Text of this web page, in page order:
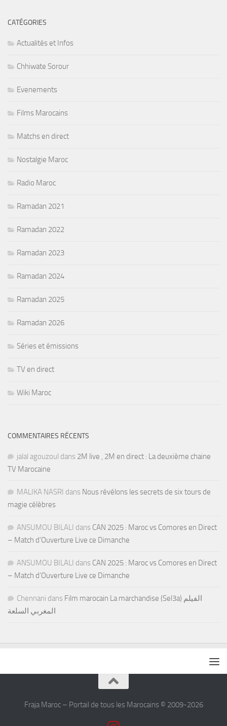
CATÉGORIES
Actualités et Infos
Chhiwate Sorour
Evenements
Films Marocains
Matchs en direct
Nostalgie Maroc
Radio Maroc
Ramadan 2021
Ramadan 2022
Ramadan 2023
Ramadan 2024
Ramadan 2025
Ramadan 2026
Séries et émissions
TV en direct
Wiki Maroc
COMMENTAIRES RÉCENTS
jalal agouzoul dans 2M live , 2M en direct : La deuxième chaine
TV Marocaine
MALIKA NASRI dans Nous révélons les secrets de six tours de
magie célèbres
ANSUMOU BILALI dans CAN 2025 : Maroc vs Comores en Direct
– Match d’Ouverture Live ce Dimanche
ANSUMOU BILALI dans CAN 2025 : Maroc vs Comores en Direct
– Match d’Ouverture Live ce Dimanche
Chennani dans Film marocain La marchandise (Sel3a) الفيلم
المغربي السلعة
Fraja Maroc – Portail de tous les Marocains © 2009-2026